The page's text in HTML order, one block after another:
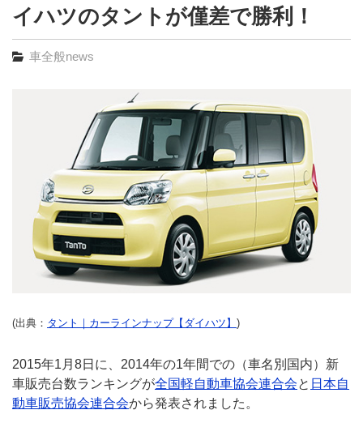
イハツのタントが僅差で勝利！
車全般news
(出典： タント｜カーラインナップ【ダイハツ】 )
2015年1月8日に、2014年の1年間での（車名別国内）新
車販売台数ランキングが全国軽自動車協会連合会と 日本自
動車販売協会連合会から発表されました。